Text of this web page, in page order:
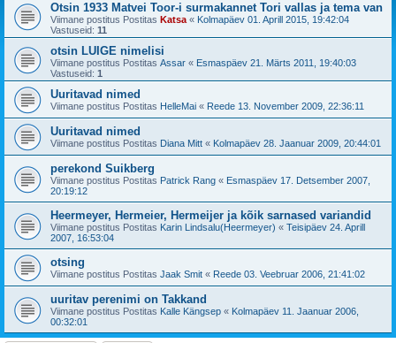
Otsin 1933 Matvei Toor-i surmakannet Tori vallas ja tema van
Viimane postitus Postitas Katsa « Kolmapäev 01. Aprill 2015, 19:42:04
Vastuseid: 11
otsin LUIGE nimelisi
Viimane postitus Postitas Assar « Esmaspäev 21. Märts 2011, 19:40:03
Vastuseid: 1
Uuritavad nimed
Viimane postitus Postitas HelleMai « Reede 13. November 2009, 22:36:11
Uuritavad nimed
Viimane postitus Postitas Diana Mitt « Kolmapäev 28. Jaanuar 2009, 20:44:01
perekond Suikberg
Viimane postitus Postitas Patrick Rang « Esmaspäev 17. Detsember 2007,
20:19:12
Heermeyer, Hermeier, Hermeijer ja kõik sarnased variandid
Viimane postitus Postitas Karin Lindsalu(Heermeyer) « Teisipäev 24. Aprill
2007, 16:53:04
otsing
Viimane postitus Postitas Jaak Smit « Reede 03. Veebruar 2006, 21:41:02
uuritav perenimi on Takkand
Viimane postitus Postitas Kalle Kängsep « Kolmapäev 11. Jaanuar 2006,
00:32:01